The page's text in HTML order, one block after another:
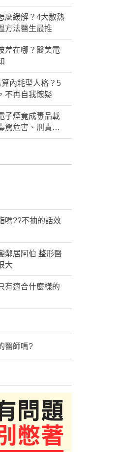
麼緩解？4大散熱
方法醫生最推
差在哪？醫美電
內耗型人格？5
不再自我懷疑
子煙竟成毒品載
駕危害、刑責與
嗎??不抽的話效
鄰居阿伯 整形醫
大
有適合什麼樣的
醫師嗎?